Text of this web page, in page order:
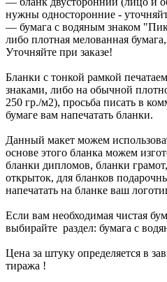
нужны односторонние -
— бумага с водяным знаком
либо плотная мелованная
Уточняйте при заказе!
Бланки с тонкой рамкой
знаками, либо на обычной
250 гр./м2), просьба писать в
бумаге вам напечатать бланки.
Данный макет можем
основе этого бланка можем
бланки дипломов, бланки
открыток, для бланков
напечатать на бланке ваш
Если вам необходимая чистая
выбирайте раздел: бумага с
Цена за штуку определяется в
тиража !